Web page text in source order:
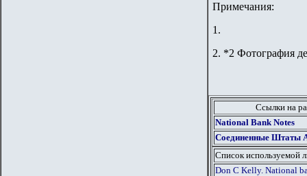
Примечания:
1.
2. *2 Фотография
Ссылки на
National Bank Notes
Соединенные Штаты
Список используемой
Don C Kelly. National